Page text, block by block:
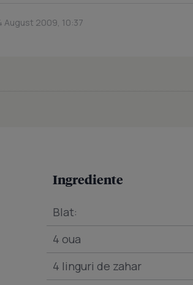
August 2009, 10:37
Ingrediente
Blat:
4 oua
4 linguri de zahar